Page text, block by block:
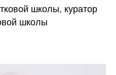
школы, куратор
школы